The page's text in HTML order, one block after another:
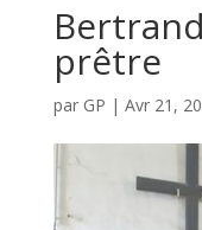
prêtre
par GP | Avr 21,